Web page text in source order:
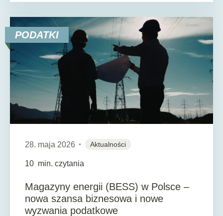
PODATKI
28. maja 2026 Aktualności
10 min. czytania
Magazyny energii (BESS) w Polsce –
nowa szansa biznesowa i nowe
wyzwania podatkowe